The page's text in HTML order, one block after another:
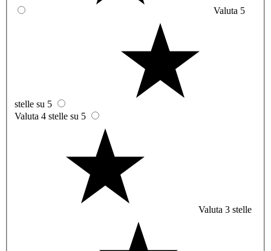
Valuta 5
stelle su 5
Valuta 4 stelle su 5
Valuta 3 stelle